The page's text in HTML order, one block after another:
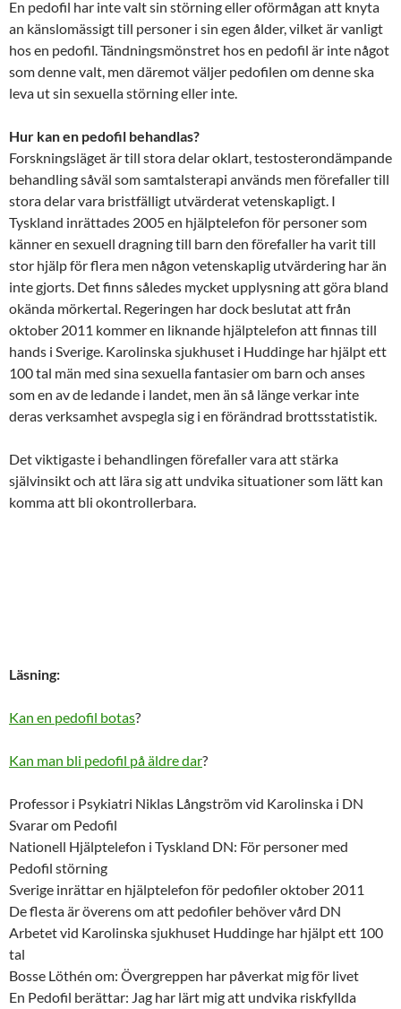
En pedofil har inte valt sin störning eller oförmågan att knyta
an känslomässigt till personer i sin egen ålder, vilket är vanligt
hos en pedofil. Tändningsmönstret hos en pedofil är inte något
som denne valt, men däremot väljer pedofilen om denne ska
leva ut sin sexuella störning eller inte.
Hur kan en pedofil behandlas?
Forskningsläget är till stora delar oklart, testosterondämpande
behandling såväl som samtalsterapi används men förefaller till
stora delar vara bristfälligt utvärderat vetenskapligt. I
Tyskland inrättades 2005 en hjälptelefon för personer som
känner en sexuell dragning till barn den förefaller ha varit till
stor hjälp för flera men någon vetenskaplig utvärdering har än
inte gjorts. Det finns således mycket upplysning att göra bland
okända mörkertal. Regeringen har dock beslutat att från
oktober 2011 kommer en liknande hjälptelefon att finnas till
hands i Sverige. Karolinska sjukhuset i Huddinge har hjälpt ett
100 tal män med sina sexuella fantasier om barn och anses
som en av de ledande i landet, men än så länge verkar inte
deras verksamhet avspegla sig i en förändrad brottsstatistik.
Det viktigaste i behandlingen förefaller vara att stärka
självinsikt och att lära sig att undvika situationer som lätt kan
komma att bli okontrollerbara.
Läsning:
Kan en pedofil botas?
Kan man bli pedofil på äldre dar?
Professor i Psykiatri Niklas Långström vid Karolinska i DN
Svarar om Pedofil
Nationell Hjälptelefon i Tyskland DN: För personer med
Pedofil störning
Sverige inrättar en hjälptelefon för pedofiler oktober 2011
De flesta är överens om att pedofiler behöver vård DN
Arbetet vid Karolinska sjukhuset Huddinge har hjälpt ett 100
tal
Bosse Löthén om: Övergreppen har påverkat mig för livet
En Pedofil berättar: Jag har lärt mig att undvika riskfyllda